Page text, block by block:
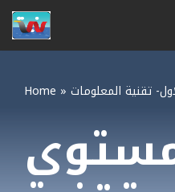
Skip
content
Home » تقنية المعلومات